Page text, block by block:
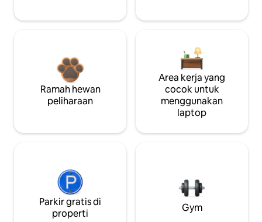
Ramah hewan
peliharaan
Area kerja yang
cocok untuk
menggunakan
laptop
Parkir gratis di
properti
Gym